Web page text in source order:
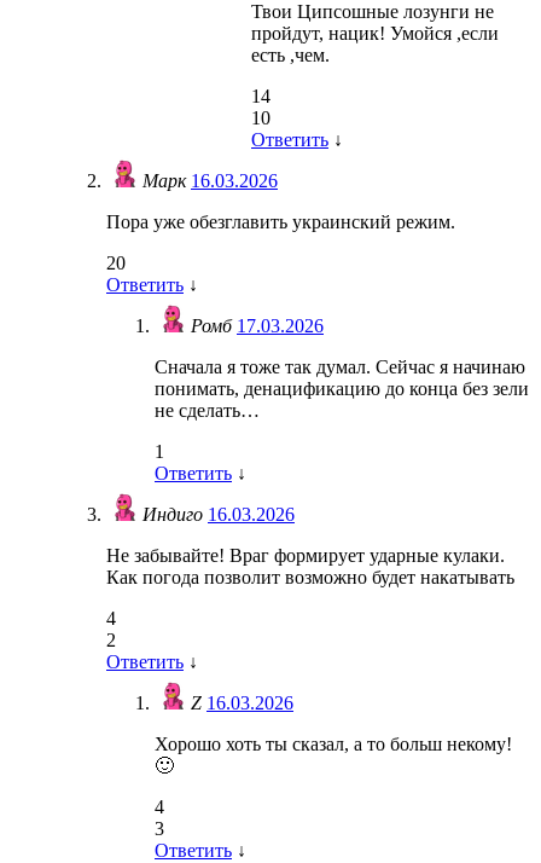
Твои Ципсошные лозунги не
пройдут, нацик! Умойся ,если
есть ,чем.
14
10
Ответить ↓
Марк 16.03.2026
Пора уже обезглавить украинский режим.
20
Ответить ↓
Ромб 17.03.2026
Сначала я тоже так думал. Сейчас я начинаю
понимать, денацификацию до конца без зели
не сделать…
1
Ответить ↓
Индиго 16.03.2026
Не забывайте! Враг формирует ударные кулаки.
Как погода позволит возможно будет накатывать
4
2
Ответить ↓
Z 16.03.2026
Хорошо хоть ты сказал, а то больш некому!
🙂
4
3
Ответить ↓